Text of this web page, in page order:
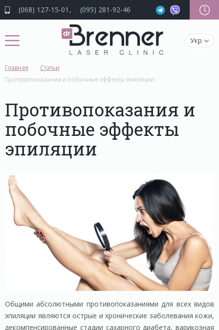
(068) 127-15-01 (095) 281-92-46
Укр
Главная
Статьи
Противопоказания и побочные эффекты эпиляции
Противопоказания и
побочные эффекты
эпиляции
Общими абсолютными противопоказаниями для всех видов
эпиляции являются острые и хронические заболевания кожи,
декомпенсированные стадии сахарного диабета, варикозная